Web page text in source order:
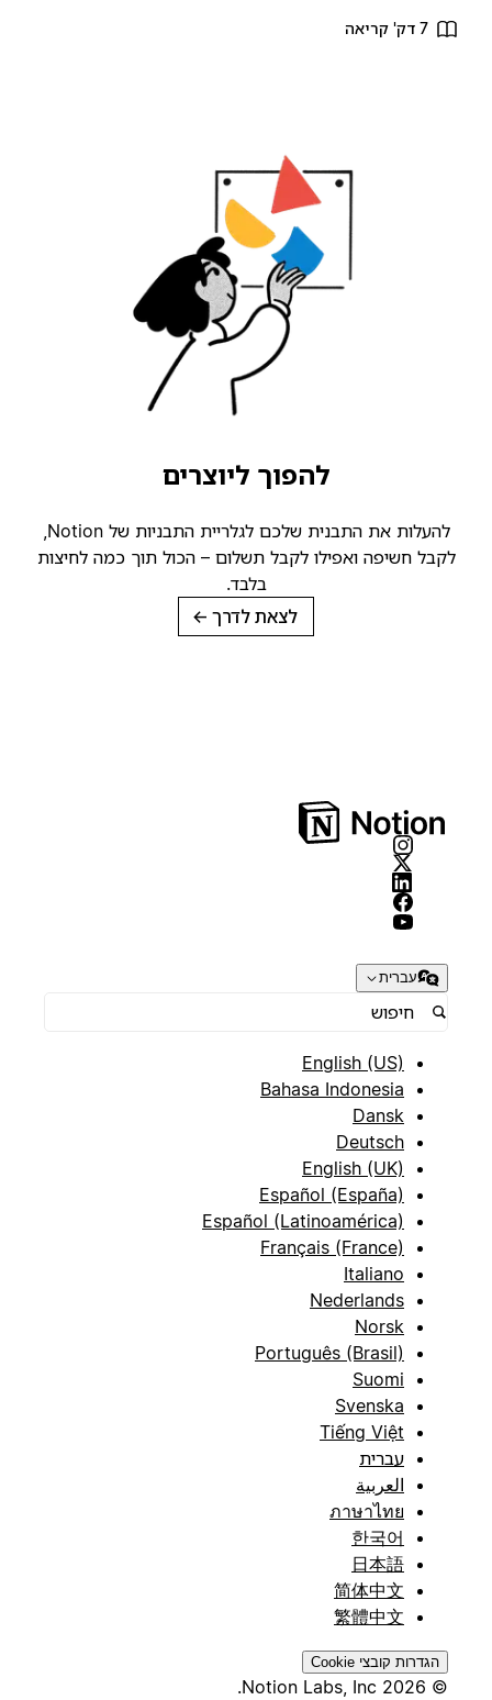
להפוך ליוצרים
להעלות את התבנית שלכם לגלריית התבניות של Notion,
לקבל חשיפה ואפילו לקבל תשלום – הכול תוך כמה לחיצות
בלבד.
לצאת לדרך→
עברית
English (US)
Bahasa Indonesia
Dansk
Deutsch
English (UK)
Español (España)
Español (Latinoamérica)
Français (France)
Italiano
Nederlands
Norsk
Português (Brasil)
Suomi
Svenska
Tiếng Việt
עברית
العربية
ภาษาไทย
한국어
日本語
简体中文
繁體中文
הגדרות קובצי Cookie